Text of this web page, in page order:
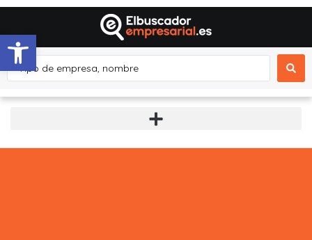
Abrir barra de herramientas